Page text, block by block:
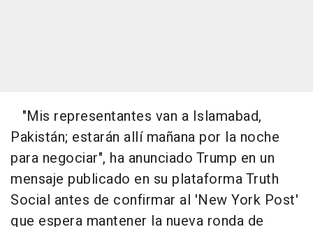
"Mis representantes van a Islamabad,
Pakistán; estarán allí mañana por la noche
para negociar", ha anunciado Trump en un
mensaje publicado en su plataforma Truth
Social antes de confirmar al 'New York Post'
que espera mantener la nueva ronda de